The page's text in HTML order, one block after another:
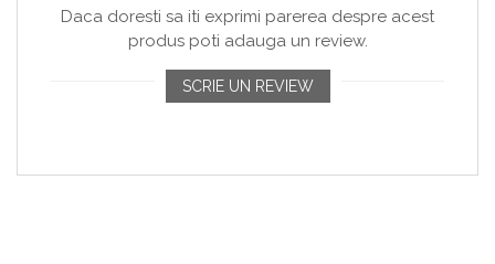
Daca doresti sa iti exprimi parerea despre acest
produs poti adauga un review.
SCRIE UN REVIEW